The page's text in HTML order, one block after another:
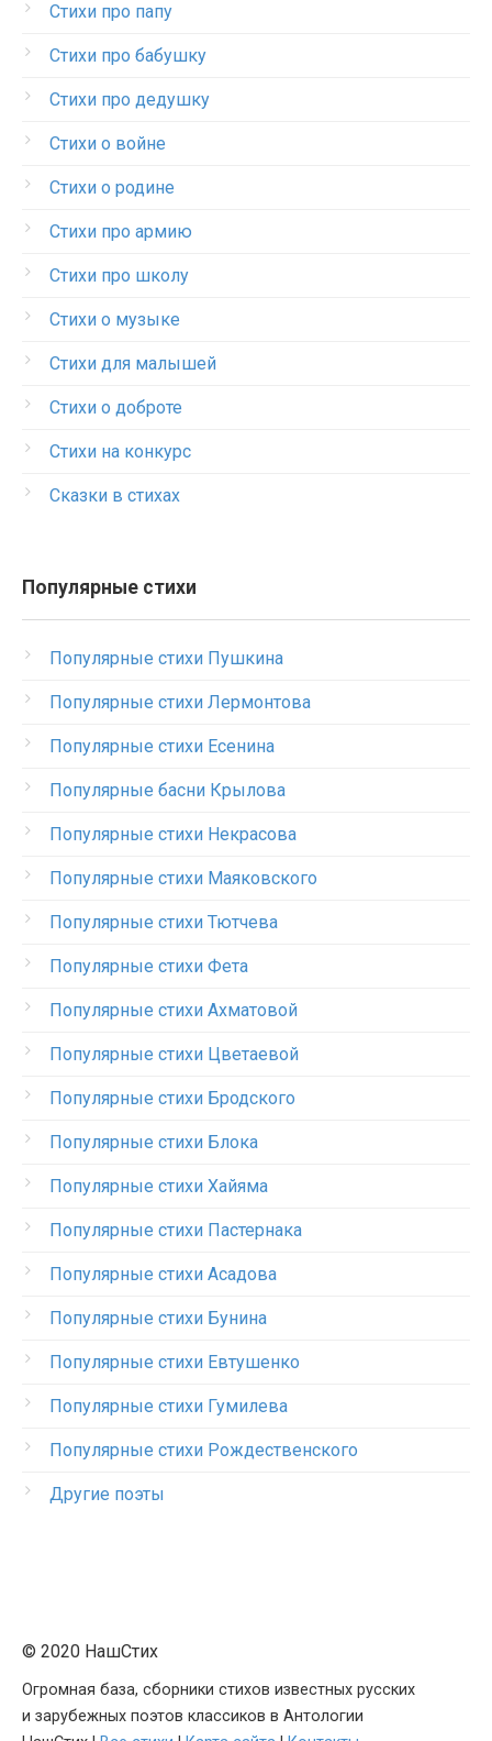
Стихи про папу
Стихи про бабушку
Стихи про дедушку
Стихи о войне
Стихи о родине
Стихи про армию
Стихи про школу
Стихи о музыке
Стихи для малышей
Стихи о доброте
Стихи на конкурс
Сказки в стихах
Популярные стихи
Популярные стихи Пушкина
Популярные стихи Лермонтова
Популярные стихи Есенина
Популярные басни Крылова
Популярные стихи Некрасова
Популярные стихи Маяковского
Популярные стихи Тютчева
Популярные стихи Фета
Популярные стихи Ахматовой
Популярные стихи Цветаевой
Популярные стихи Бродского
Популярные стихи Блока
Популярные стихи Хайяма
Популярные стихи Пастернака
Популярные стихи Асадова
Популярные стихи Бунина
Популярные стихи Евтушенко
Популярные стихи Гумилева
Популярные стихи Рождественского
Другие поэты
© 2020 НашСтих
Огромная база, сборники стихов известных русских
и зарубежных поэтов классиков в Антологии